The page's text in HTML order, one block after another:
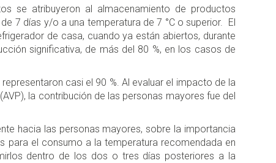
se atribuyeron al almacenamiento de productos
7 días y/o a una temperatura de 7 °C o superior. El
de casa, cuando ya están abiertos, durante
significativa, de más del 80 %, en los casos de
casi el 90 %. Al evaluar el impacto de la
la contribución de las personas mayores fue del
hacia las personas mayores, sobre la importancia
el consumo a la temperatura recomendada en
dentro de los dos o tres días posteriores a la